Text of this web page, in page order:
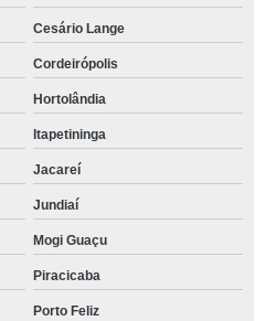
Cesário Lange
Cordeirópolis
Hortolândia
Itapetininga
Jacareí
Jundiaí
Mogi Guaçu
Piracicaba
Porto Feliz